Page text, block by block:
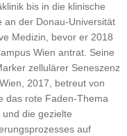
bis in die klinische
an der Donau-Universität
Medizin, bevor er 2018
Wien antrat. Seine
zellulärer Seneszenz
2017, betreut von
das rote Faden-Thema
die gezielte
auf